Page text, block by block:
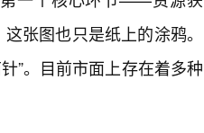
张图也只是纸上的涂鸦。
”。目前市面上存在着多种